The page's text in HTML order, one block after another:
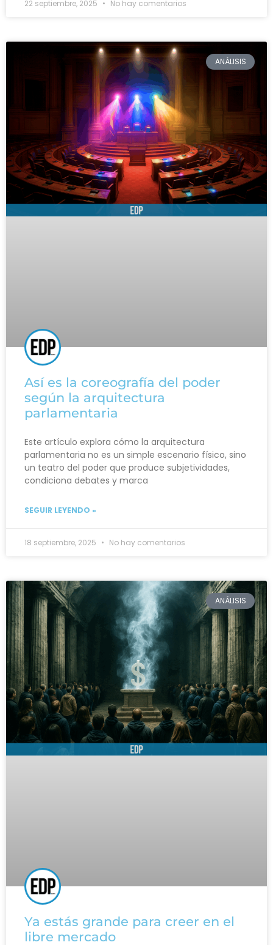
22 septiembre, 2025 No hay comentarios
ANÁLISIS
Así es la coreografía del poder
según la arquitectura
parlamentaria
Este artículo explora cómo la arquitectura
parlamentaria no es un simple escenario físico, sino
un teatro del poder que produce subjetividades,
condiciona debates y marca
SEGUIR LEYENDO »
18 septiembre, 2025 No hay comentarios
ANÁLISIS
Ya estás grande para creer en el
libre mercado